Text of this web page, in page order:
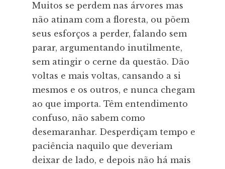
Muitos se perdem nas árvores mas
não atinam com a floresta, ou põem
seus esforços a perder, falando sem
parar, argumentando inutilmente,
sem atingir o cerne da questão. Dão
voltas e mais voltas, cansando a si
mesmos e os outros, e nunca chegam
ao que importa. Têm entendimento
confuso, não sabem como
desemaranhar. Desperdiçam tempo e
paciência naquilo que deveriam
deixar de lado, e depois não há mais